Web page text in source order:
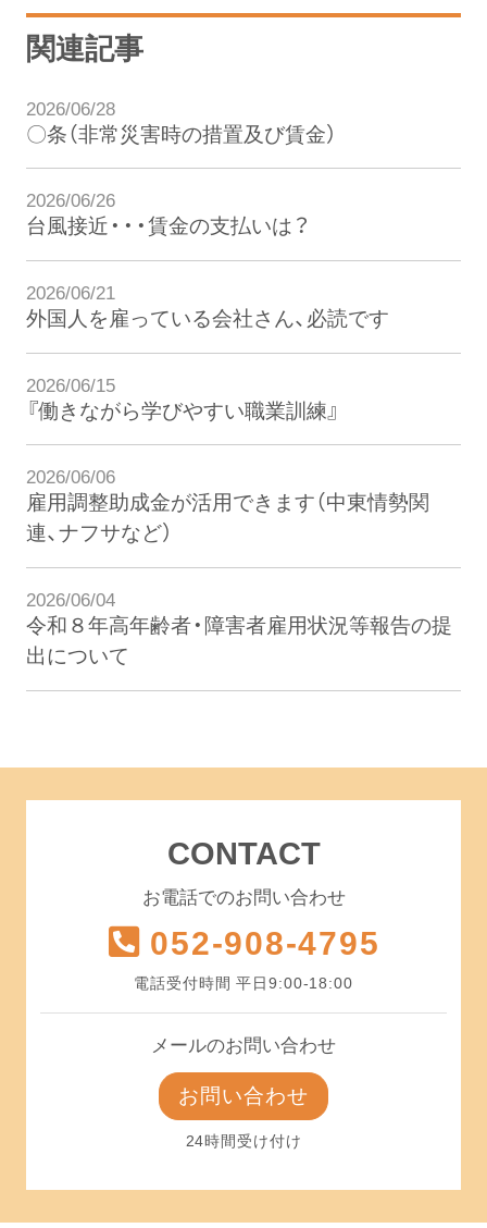
関連記事
2026/06/28
〇条（非常災害時の措置及び賃金）
2026/06/26
台風接近・・・賃金の支払いは？
2026/06/21
外国人を雇っている会社さん、必読です
2026/06/15
『働きながら学びやすい職業訓練』
2026/06/06
雇用調整助成金が活用できます（中東情勢関
連、ナフサなど）
2026/06/04
令和８年高年齢者・障害者雇用状況等報告の提
出について
CONTACT
お電話でのお問い合わせ
052-908-4795
電話受付時間 平日9:00-18:00
メールのお問い合わせ
お問い合わせ
24時間受け付け